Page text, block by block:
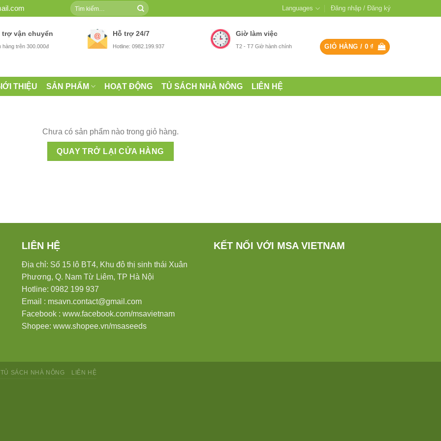
Tìm
kiếm:
Languages Đăng nhập / Đăng ký
trợ vận chuyển
hàng trên 300.000đ
Hỗ trợ 24/7
Hotline: 0982.199.937
Giờ làm việc
T2 - T7 Giờ hành chính GIỎ HÀNG / 0₫
THIỆU SẢN PHẨM HOẠT ĐỘNG TỦ SÁCH NHÀ NÔNG LIÊN HỆ
Chưa có sản phẩm nào trong giỏ hàng.
QUAY TRỞ LẠI CỬA HÀNG
LIÊN HỆ
Địa chỉ: Số 15 lô BT4, Khu đô thị sinh thái Xuân
Phương, Q. Nam Từ Liêm, TP Hà Nội
Hotline: 0982 199 937
Email : msavn.contact@gmail.com
Facebook : www.facebook.com/msavietnam
Shopee: www.shopee.vn/msaseeds
KẾT NỐI VỚI MSA VIETNAM
TỦ SÁCH NHÀ NÔNG LIÊN HỆ